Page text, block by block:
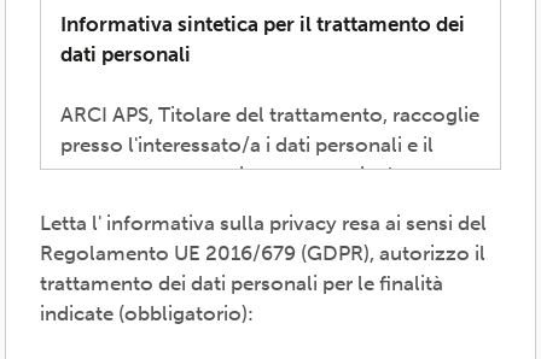
Informativa sintetica per il trattamento dei
dati personali
ARCI APS, Titolare del trattamento, raccoglie
presso l'interessato/a i dati personali e il
consenso necessari per consentire la
perseguire i valori propri del movimento
ARCI e affermati negli atti associativi
fondamentali -anche mediante attività,
convenzioni e servizi-, provvedere agli
Letta l' informativa sulla privacy resa ai sensi del
Regolamento UE 2016/679 (GDPR), autorizzo il
trattamento dei dati personali per le finalità
indicate (obbligatorio):